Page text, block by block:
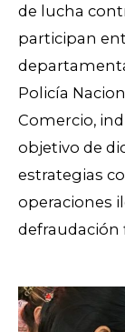
de lucha
participan
Policía
Comercio,
objetivo de
estrategias
operaciones
defraudación